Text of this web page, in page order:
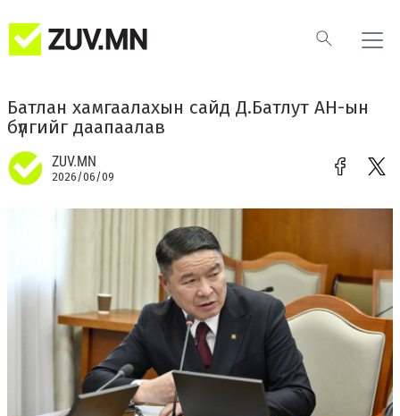
Батлан хамгаалахын сайд Д.Батлут АН-ын
бүлгийг даапаалав
ZUV.MN
2026/06/09